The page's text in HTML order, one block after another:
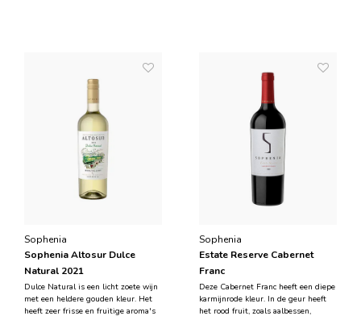
Sophenia
Sophenia Altosur Dulce
Natural 2021
Dulce Natural is een licht zoete wijn
met een heldere gouden kleur. Het
heeft zeer frisse en fruitige aroma's
Sophenia
Estate Reserve Cabernet
Franc
Deze Cabernet Franc heeft een diepe
karmijnrode kleur. In de geur heeft
het rood fruit, zoals aalbessen,